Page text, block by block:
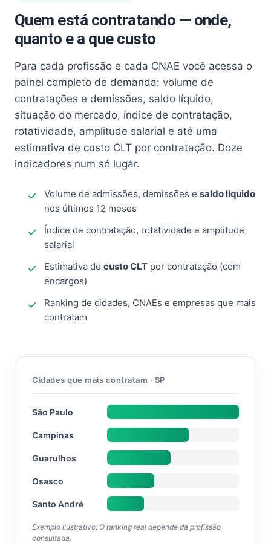
Quem está contratando — onde,
quanto e a que custo
Para cada profissão e cada CNAE você acessa o
painel completo de demanda: volume de
contratações e demissões, saldo líquido,
situação do mercado, índice de contratação,
rotatividade, amplitude salarial e até uma
estimativa de custo CLT por contratação. Doze
indicadores num só lugar.
Volume de admissões, demissões e saldo líquido
nos últimos 12 meses
Índice de contratação, rotatividade e amplitude
salarial
Estimativa de custo CLT por contratação (com
encargos)
Ranking de cidades, CNAEs e empresas que mais
contratam
Cidades que mais contratam · SP
São Paulo
Campinas
Guarulhos
Osasco
Santo André
Exemplo ilustrativo. O ranking real depende da profissão
consultada.